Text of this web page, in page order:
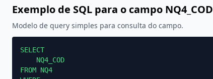
Exemplo de SQL para o campo NQ4_COD
Modelo de query simples para consulta do campo.
SELECT
    NQ4_COD
FROM NQ4